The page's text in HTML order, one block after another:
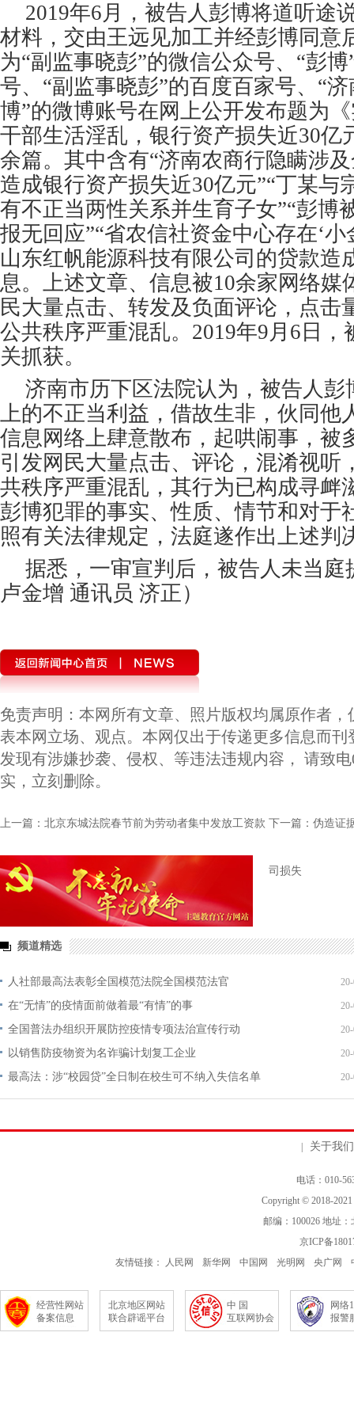
2019年6月，被告人彭博将道听途
材料，交由王远见加工并经彭博同意
为“副监事晓彭”的微信公众号、“彭
号、“副监事晓彭”的百度百家号、“
博”的微博账号在网上公开发布题为
干部生活淫乱，银行资产损失近30亿
余篇。其中含有“济南农商行隐瞒涉
造成银行资产损失近30亿元”“丁某与
有不正当两性关系并生育子女”“彭博
报无回应”“省农信社资金中心存在‘
山东红帆能源科技有限公司的贷款造
息。上述文章、信息被10余家网络媒
民大量点击、转发及负面评论，点击
公共秩序严重混乱。2019年9月6日
关抓获。
济南市历下区法院认为，被告人
上的不正当利益，借故生非，伙同他
信息网络上肆意散布，起哄闹事，被
引发网民大量点击、评论，混淆视听
共秩序严重混乱，其行为已构成寻衅
彭博犯罪的事实、性质、情节和对于
照有关法律规定，法庭遂作出上述判
据悉，一审宣判后，被告人未当庭
卢金增 通讯员 济正）
免责声明：本网所有文章、照片版权均属原作者
表本网立场、观点。本网仅出于传递更多信息而
发现有涉嫌抄袭、侵权、等违法违规内容， 请致电
实，立刻删除。
上一篇：北京东城法院春节前为劳动者集中发放工资款 下一篇：伪造证
司损失
频道精选
人社部最高法表彰全国模范法院全国模范法官
在“无情”的疫情面前做着最“有情”的事
全国普法办组织开展防控疫情专项法治宣传行动
以销售防疫物资为名诈骗计划复工企业
最高法：涉“校园贷”全日制在校生可不纳入失信名单
关于我们
电话：010-
Copyright © 2018-2021
邮编：100026 地址
京ICP备
友情链接：
人民网 新华网 中国网 光明网 央广网
经营性网站
备案信息
北京地区网站
联合辟谣平台
中 国
互联网协会
网络
报警